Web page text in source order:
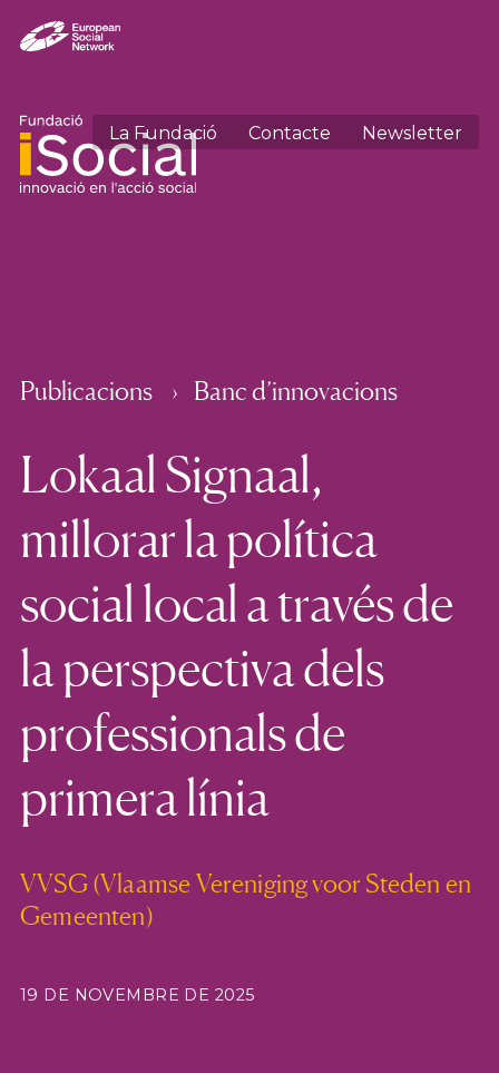
La Fundació Contacte Newsletter
Publicacions Banc d’innovacions
Lokaal Signaal,
millorar la política
social local a través de
la perspectiva dels
professionals de
primera línia
VVSG (Vlaamse Vereniging voor Steden en
Gemeenten)
19 DE NOVEMBRE DE 2025